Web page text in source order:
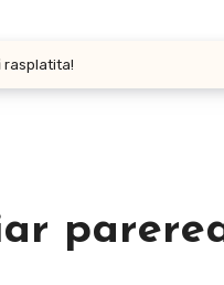
rasplatita!
iar